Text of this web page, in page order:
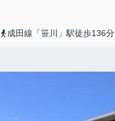
成田線「笹川」駅徒歩136分